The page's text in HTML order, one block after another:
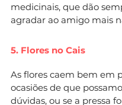
medicinais, que dão
agradar ao amigo mais
5. Flores no Cais
As flores caem bem em
ocasiões de que
dúvidas, ou se a pressa